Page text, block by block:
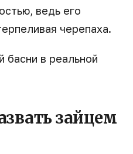
ведь его
черепаха.
басни в реальной
зайцем